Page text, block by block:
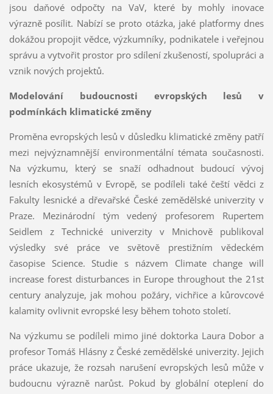
jsou daňové odpočty na VaV, které by mohly inovace
výrazně posílit. Nabízí se proto otázka, jaké platformy dnes
dokážou propojit vědce, výzkumníky, podnikatele i veřejnou
správu a vytvořit prostor pro sdílení zkušeností, spolupráci a
vznik nových projektů.
Modelování budoucnosti evropských lesů v
podmínkách klimatické změny
Proměna evropských lesů v důsledku klimatické změny patří
mezi nejvýznamnější environmentální témata současnosti.
Na výzkumu, který se snaží odhadnout budoucí vývoj
lesních ekosystémů v Evropě, se podíleli také čeští vědci z
Fakulty lesnické a dřevařské České zemědělské univerzity v
Praze. Mezinárodní tým vedený profesorem Rupertem
Seidlem z Technické univerzity v Mnichově publikoval
výsledky své práce ve světově prestižním vědeckém
časopise Science. Studie s názvem Climate change will
increase forest disturbances in Europe throughout the 21st
century analyzuje, jak mohou požáry, vichřice a kůrovcové
kalamity ovlivnit evropské lesy během tohoto století.
Na výzkumu se podíleli mimo jiné doktorka Laura Dobor a
profesor Tomáš Hlásny z České zemědělské univerzity. Jejich
práce ukazuje, že rozsah narušení evropských lesů může v
budoucnu výrazně narůst. Pokud by globální oteplení do